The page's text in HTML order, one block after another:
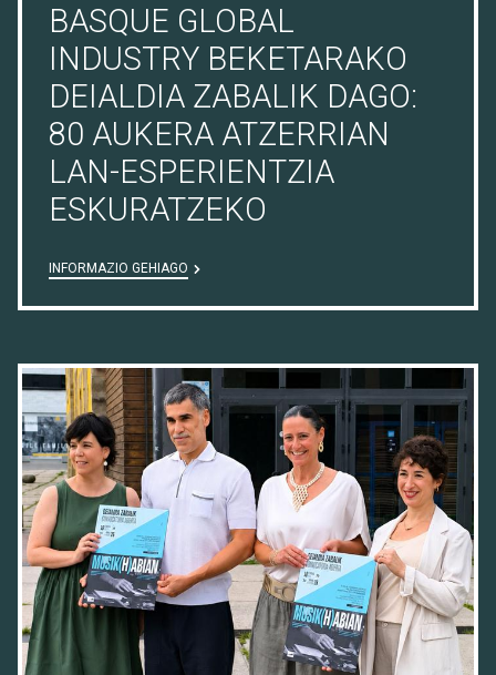
BASQUE GLOBAL
INDUSTRY BEKETARAKO
DEIALDIA ZABALIK DAGO:
80 AUKERA ATZERRIAN
LAN-ESPERIENTZIA
ESKURATZEKO
INFORMAZIO GEHIAGO
16/07/26